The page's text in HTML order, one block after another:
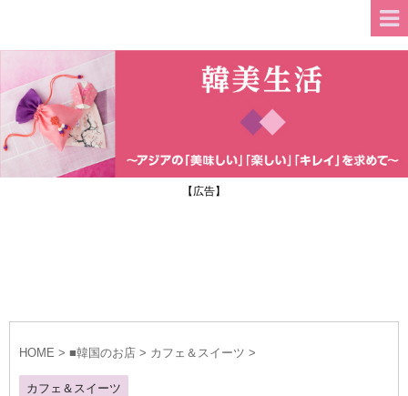
【広告】
HOME > ■韓国のお店 > カフェ＆スイーツ >
カフェ＆スイーツ